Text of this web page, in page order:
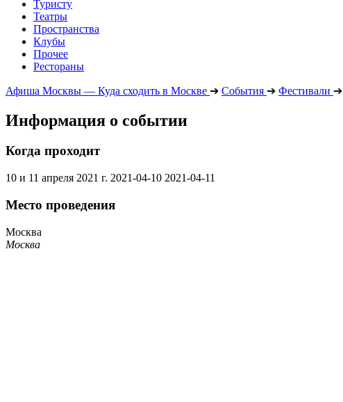
Туристу
Театры
Пространства
Клубы
Прочее
Рестораны
Афиша Москвы — Куда сходить в Москве ➔ События ➔ Фестивали ➔
Информация о событии
Когда проходит
10 и 11 апреля 2021 г. 2021-04-10 2021-04-11
Место проведения
Москва
Москва